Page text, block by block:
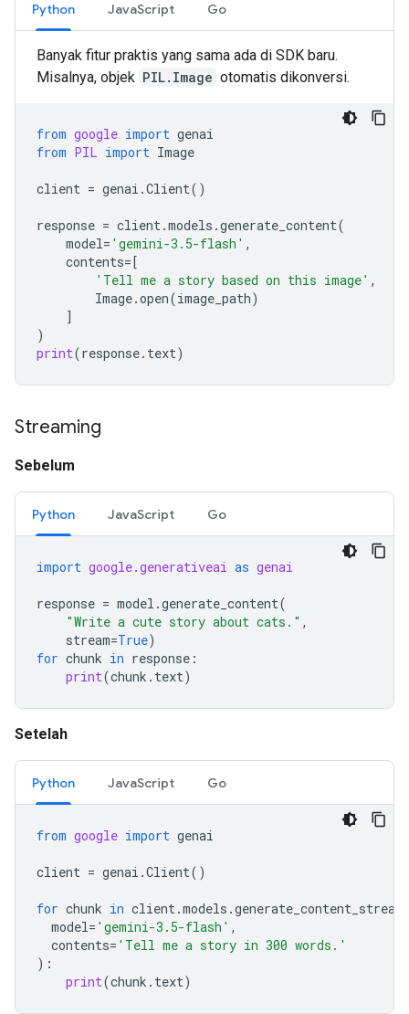
Python JavaScript Go
Banyak fitur praktis yang sama ada di SDK baru.
Misalnya, objek PIL.Image otomatis dikonversi.
from google import genai
from PIL import Image
client = genai .Client()
response = client.models .generate_content(
model= 'gemini-3.5-flash' ,
contents=[
'Tell me a story based on this image' ,
Image.open(image_path)
]
)
print(response. text)
Streaming
Sebelum
Python JavaScript Go
import google.generativeai as genai
response = model .generate_content(
"Write a cute story about cats." ,
stream=True)
for chunk in response :
print(chunk . text)
Setelah
Python JavaScript Go
from google import genai
client = genai .Client()
for chunk in client.models .generate_content_stream
model= 'gemini-3.5-flash' ,
contents= 'Tell me a story in 300 words.'
):
print(chunk . text)